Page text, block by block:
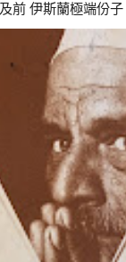
前 伊斯蘭極端份